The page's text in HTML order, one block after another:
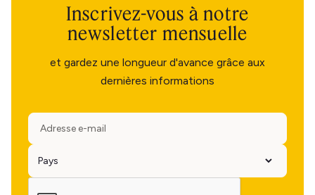
Inscrivez-vous à notre
newsletter mensuelle
et gardez une longueur d'avance grâce aux
dernières informations